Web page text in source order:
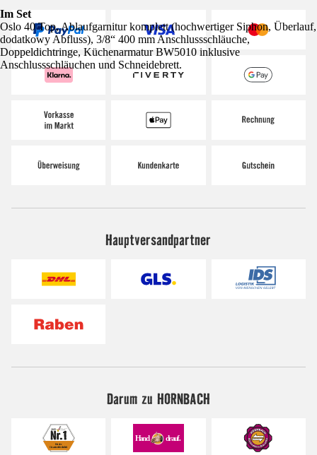
Im Set
Oslo 40 Top, Ablaufgarnitur komplett (hochwertiger Siphon, Überlauf,
dodatkowy Abfluss), 3/8“ 400 mm Anschlussschläuche,
Doppeldichtringe, Küchenarmatur BW5010 inklusive
Anschlussschläuchen und Schneidebrett.
Hauptversandpartner
Darum zu HORNBACH